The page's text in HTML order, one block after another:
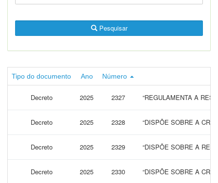
Pesquisar
Tipo do documento Ano Número
Decreto 2025 2327 “REGULAMENTA A
Decreto 2025 2328 “DISPÕE SOBRE A
Decreto 2025 2329 “DISPÕE SOBRE A
Decreto 2025 2330 “DISPÕE SOBRE A